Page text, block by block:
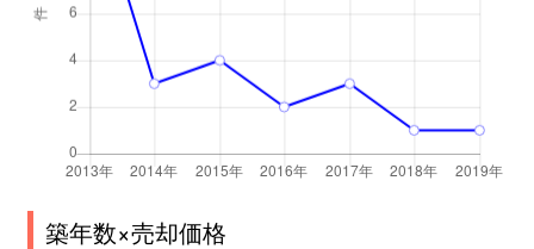
築年数×売却価格